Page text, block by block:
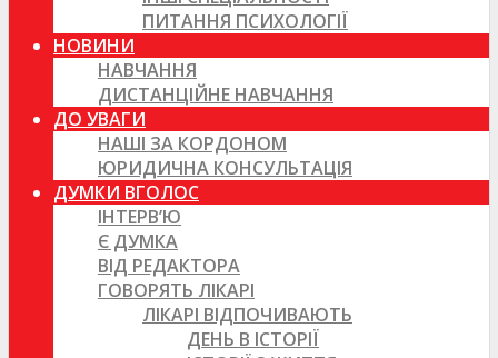
ПИТАННЯ ПСИХОЛОГІЇ
НОВИНИ
НАВЧАННЯ
ДИСТАНЦІЙНЕ НАВЧАННЯ
ДО УВАГИ
НАШІ ЗА КОРДОНОМ
ЮРИДИЧНА КОНСУЛЬТАЦІЯ
ДУМКИ ВГОЛОС
ІНТЕРВ’Ю
Є ДУМКА
ВІД РЕДАКТОРА
ГОВОРЯТЬ ЛІКАРІ
ЛІКАРІ ВІДПОЧИВАЮТЬ
ДЕНЬ В ІСТОРІЇ